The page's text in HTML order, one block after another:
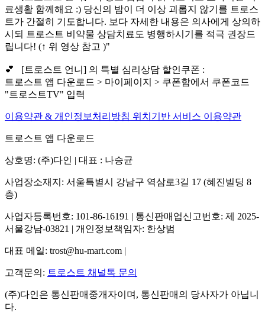
료생활 함께해요 :) 당신의 밤이 더 이상 괴롭지 않기를 트로스
트가 간절히 기도합니다. 보다 자세한 내용은 의사에게 상의하
시되 트로스트 비약물 상담치료도 병행하시기를 적극 권장드
립니다! (↑ 위 영상 참고 )"
💕 [트로스트 언니] 의 특별 심리상담 할인쿠폰 :
트로스트 앱 다운로드 > 마이페이지 > 쿠폰함에서 쿠폰코드
"트로스트TV" 입력
이용약관 & 개인정보처리방침 위치기반 서비스 이용약관
트로스트 앱 다운로드
상호명: (주)다인 | 대표 : 나승균
사업장소재지: 서울특별시 강남구 역삼로3길 17 (혜진빌딩 8
층)
사업자등록번호: 101-86-16191 | 통신판매업신고번호: 제 2025-
서울강남-03821 | 개인정보책임자: 한상범
대표 메일: trost@hu-mart.com |
고객문의: 트로스트 채널톡 문의
(주)다인은 통신판매중개자이며, 통신판매의 당사자가 아닙니
다.